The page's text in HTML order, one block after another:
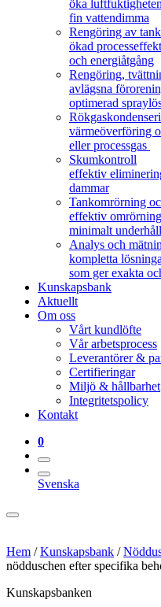
öka
fin vattendimma
Rengöring av
ökad
och energiåtgång
Rengöring,
avlägsna
optimerad
värmeöverföring
eller processgas
Skumkontroll
effektiv
dammar
Tankomrörning
effektiv
minimalt underhåll
Analys och
kompletta
som ger exakta
Kunskapsbank
Aktuellt
Om oss
Vårt kundlöfte
Vår arbetsprocess
Leverantörer &
Certifieringar
Miljö & hållbarhet
Integritetspolicy
Kontakt
0
Svenska
Hem /Kunskapsbank /
nödduschen efter specifika
Kunskapsbanken